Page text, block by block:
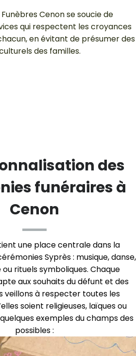
Cenon se soucie de
qui respectent les croyances
en évitant de présumer des
des familles.
des
funéraires à
Cenon
une place centrale dans la
Syprès : musique, danse,
ou rituels symboliques. Chaque
aux souhaits du défunt et des
veillons à respecter toutes les
soient religieuses, laïques ou
exemples du champs des
possibles :